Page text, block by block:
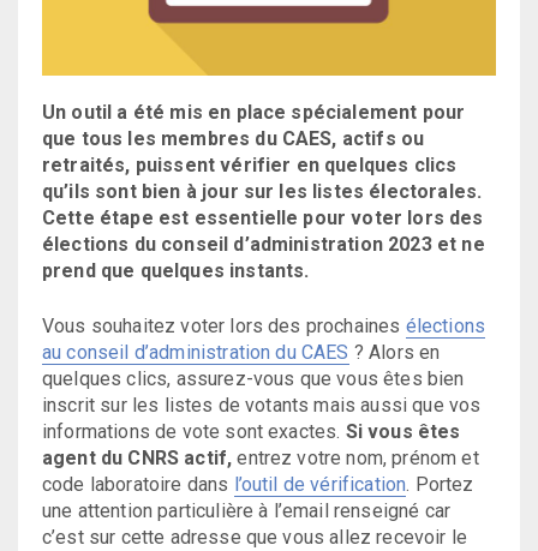
Un outil a été mis en place spécialement pour
que tous les membres du CAES, actifs ou
retraités, puissent vérifier en quelques clics
qu’ils sont bien à jour sur les listes électorales.
Cette étape est essentielle pour voter lors des
élections du conseil d’administration 2023 et ne
prend que quelques instants.
Vous souhaitez voter lors des prochaines élections
au conseil d’administration du CAES ? Alors en
quelques clics, assurez-vous que vous êtes bien
inscrit sur les listes de votants mais aussi que vos
informations de vote sont exactes. Si vous êtes
agent du CNRS actif, entrez votre nom, prénom et
code laboratoire dans l’outil de vérification. Portez
une attention particulière à l’email renseigné car
c’est sur cette adresse que vous allez recevoir le